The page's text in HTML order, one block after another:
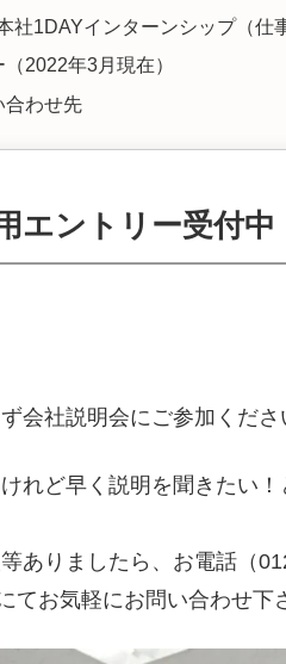
社1DAYインターンシップ（仕
2022年3月現在）
合わせ先
エントリー受付中
会社説明会にご参加くださ
れど早く説明を聞きたい
ありましたら、お電話（
てお気軽にお問い合わせ下